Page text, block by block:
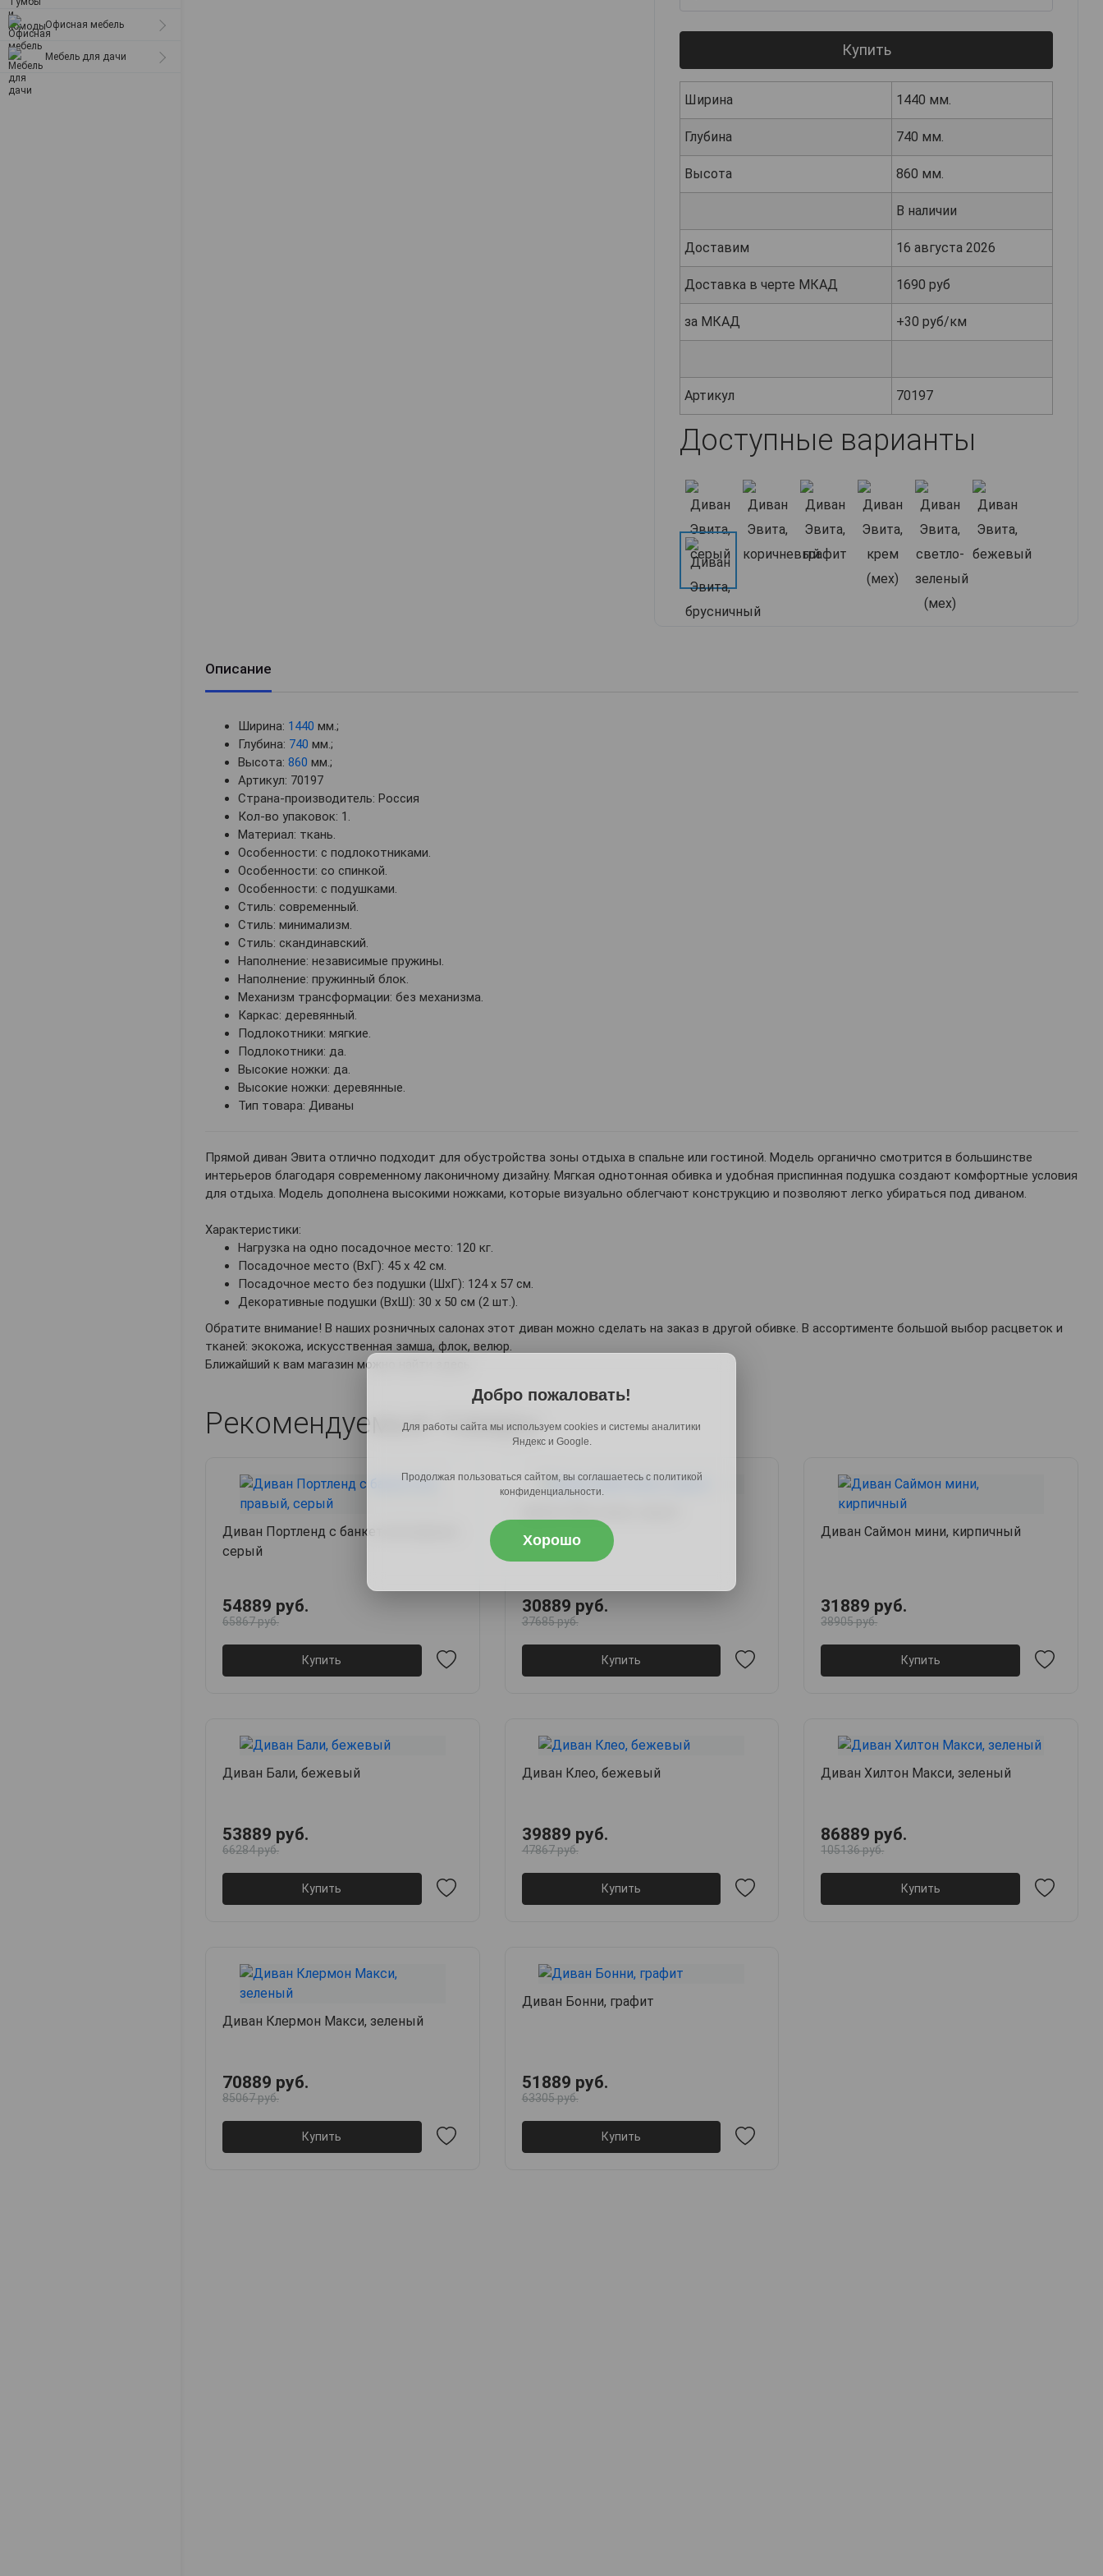
Офисная мебель
Мебель для дачи Купить
Ширина 1440 мм.
Глубина 740 мм.
Высота 860 мм.
В наличии
Доставим 16 августа 2026
Доставка в черте МКАД 1690 руб
за МКАД +30 руб/км
Артикул 70197
Доступные варианты
Описание
Ширина: 1440 мм.;
Глубина: 740 мм.;
Высота: 860 мм.;
Артикул: 70197
Страна-производитель: Россия
Кол-во упаковок: 1.
Материал: ткань.
Особенности: с подлокотниками.
Особенности: со спинкой.
Особенности: с подушками.
Стиль: современный.
Стиль: минимализм.
Стиль: скандинавский.
Наполнение: независимые пружины.
Наполнение: пружинный блок.
Механизм трансформации: без механизма.
Каркас: деревянный.
Подлокотники: мягкие.
Подлокотники: да.
Высокие ножки: да.
Высокие ножки: деревянные.
Тип товара: Диваны
Прямой диван Эвита отлично подходит для обустройства зоны отдыха в спальне или гостиной. Модель органично смотрится в большинстве
интерьеров благодаря современному лаконичному дизайну. Мягкая однотонная обивка и удобная приспинная подушка создают комфортные условия
для отдыха. Модель дополнена высокими ножками, которые визуально облегчают конструкцию и позволяют легко убираться под диваном.
Характеристики:
Нагрузка на одно посадочное место: 120 кг.
Посадочное место (ВхГ): 45 х 42 см.
Посадочное место без подушки (ШхГ): 124 х 57 см.
Декоративные подушки (ВхШ): 30 х 50 см (2 шт.).
Обратите внимание! В наших розничных салонах этот диван можно сделать на заказ в другой обивке. В ассортименте большой выбор расцветок и
тканей: экокожа, искусственная замша, флок, велюр.
Ближайший к вам магазин можно найти здесь.
Рекомендуемые товары
Диван Портленд с банкеткой правый,
серый
54889 руб.
65867 руб.
Купить
30889 руб.
37685 руб.
Купить
Диван Саймон мини, кирпичный
31889 руб.
38905 руб.
Купить
Диван Бали, бежевый
53889 руб.
66284 руб.
Купить
Диван Клео, бежевый
39889 руб.
47867 руб.
Купить
Диван Хилтон Макси, зеленый
86889 руб.
105136 руб.
Купить
Диван Клермон Макси, зеленый
70889 руб.
85067 руб.
Купить
Диван Бонни, графит
51889 руб.
63305 руб.
Купить
Добро пожаловать!
Для работы сайта мы используем cookies и системы аналитики
Яндекс и Google.
Продолжая пользоваться сайтом, вы соглашаетесь с политикой
конфиденциальности.
Хорошо